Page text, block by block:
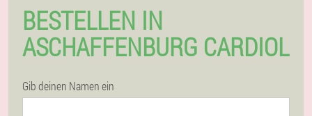
BESTELLEN IN
ASCHAFFENBURG CARDIOL
Gib deinen Namen ein